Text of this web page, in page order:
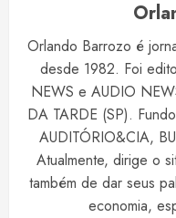
Orlando Barrozo é
desde 1982. Foi
NEWS e AUDIO
DA TARDE (SP).
AUDITÓRIO&CIA,
Atualmente, dirige o
também de dar seus
economia,